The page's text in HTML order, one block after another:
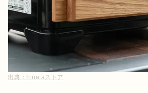
出典： hinataストア